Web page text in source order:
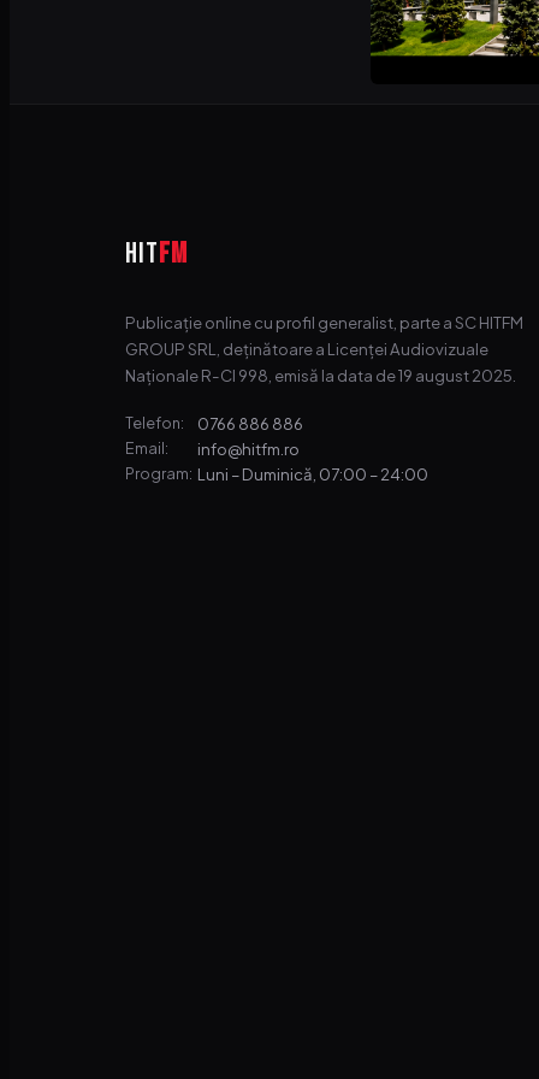
HITFM
Publicație online cu profil generalist, parte a SC HITFM
GROUP SRL, deținătoare a Licenței Audiovizuale
Naționale R-CI 998, emisă la data de 19 august 2025.
Telefon: 0766 886 886
Email: info@hitfm.ro
Program: Luni – Duminică, 07:00 – 24:00